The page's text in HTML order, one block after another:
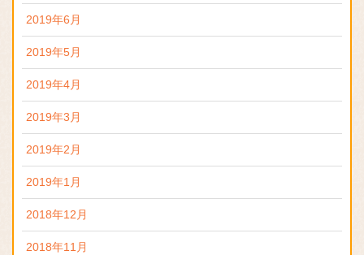
2019年6月
2019年5月
2019年4月
2019年3月
2019年2月
2019年1月
2018年12月
2018年11月